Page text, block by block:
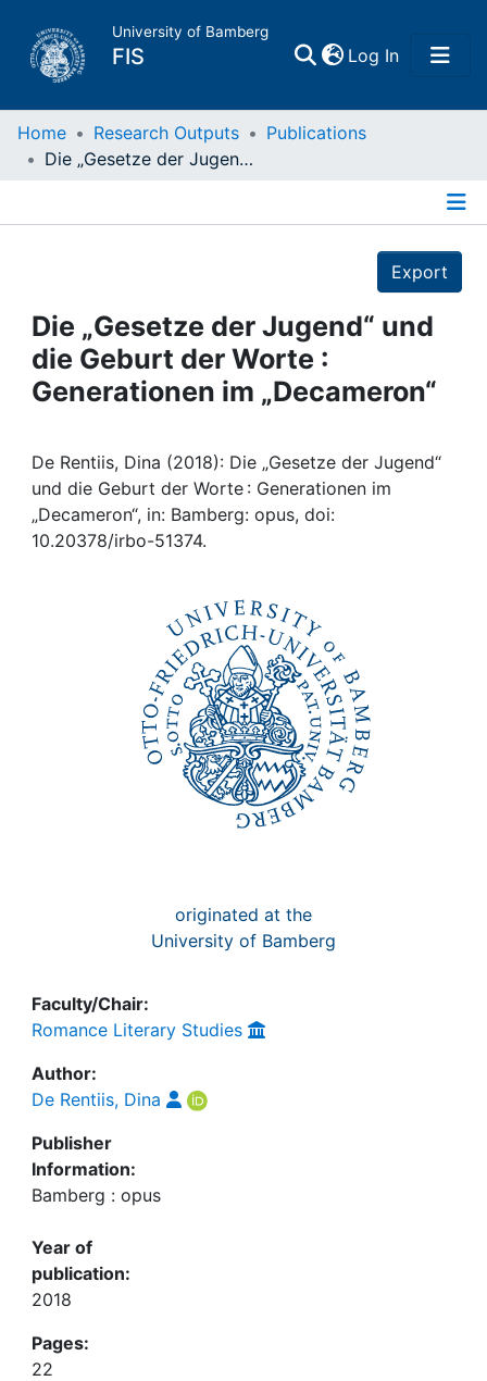
University of Bamberg
FIS Log In(current)
Home
Projects
People
Awards
My FIS
Home Research Outputs
Publications
Die „Gesetze der Jugend“ und die Geburt der Worte : Generationen im „Decameron“
Export
Die „Gesetze der Jugend“ und
die Geburt der Worte :
Generationen im „Decameron“
De Rentiis, Dina (2018): Die „Gesetze der Jugend“
und die Geburt der Worte : Generationen im
„Decameron“, in: Bamberg: opus, doi:
10.20378/irbo-51374.
originated at the
University of Bamberg
Faculty/Chair:
Romance Literary Studies
Author:
De Rentiis, Dina
Publisher
Information:
Bamberg : opus
Year of
publication:
2018
Pages:
22